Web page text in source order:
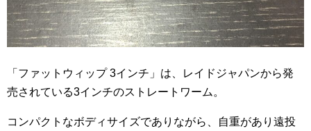
「ファットウィップ 3インチ」は、レイドジャパンから発
売されている3インチのストレートワーム。
コンパクトなボディサイズでありながら、自重があり遠投